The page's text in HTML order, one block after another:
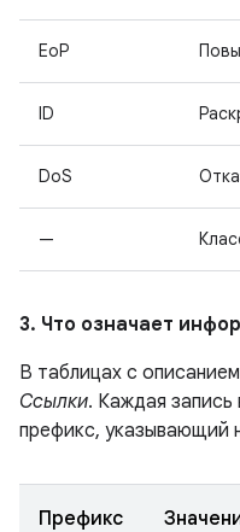
EoP
ID
DoS
—
3. Что означает
В таблицах с
Ссылки. Каждая
префикс, указывающий
Префикс